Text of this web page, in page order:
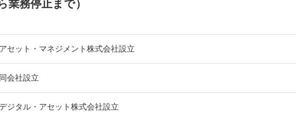
業務停止まで）
セット・マネジメント株式会社設立
会社設立
ジタル・アセット株式会社設立